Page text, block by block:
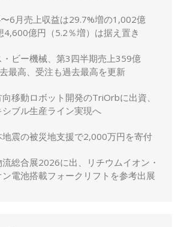
6月売上収益は29.7%増の1,002億
4,600億円（5.2％増）は据え置き
・ビー機械、第3四半期売上359億
最高、受注も過去最高を更新
移動ロボット開発のTriOrbに出資、
ブル生産ライン実現へ
地震の被災地支援で2,000万円を寄付
総合展2026に出、リチウムイオン・
電池搭載フォークリフトを参考出展